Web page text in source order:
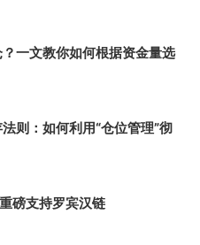
一文教你如何根据资金量选
则：如何利用“仓位管理”彻
磅支持罗宾汉链